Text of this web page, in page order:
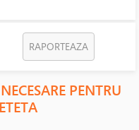
RAPORTEAZA
PENTRU